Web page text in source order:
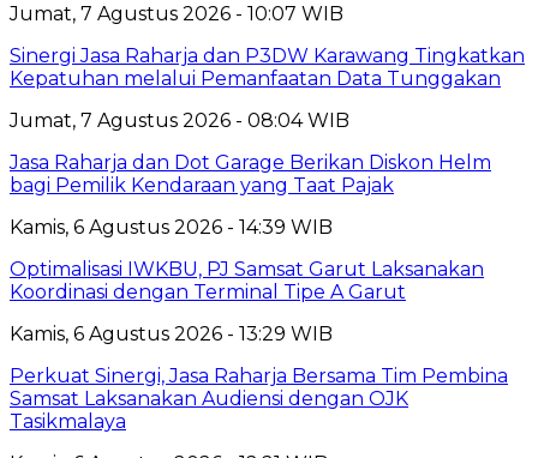
Jumat, 7 Agustus 2026 - 10:07 WIB
Sinergi Jasa Raharja dan P3DW Karawang Tingkatkan
Kepatuhan melalui Pemanfaatan Data Tunggakan
Jumat, 7 Agustus 2026 - 08:04 WIB
Jasa Raharja dan Dot Garage Berikan Diskon Helm
bagi Pemilik Kendaraan yang Taat Pajak
Kamis, 6 Agustus 2026 - 14:39 WIB
Optimalisasi IWKBU, PJ Samsat Garut Laksanakan
Koordinasi dengan Terminal Tipe A Garut
Kamis, 6 Agustus 2026 - 13:29 WIB
Perkuat Sinergi, Jasa Raharja Bersama Tim Pembina
Samsat Laksanakan Audiensi dengan OJK
Tasikmalaya